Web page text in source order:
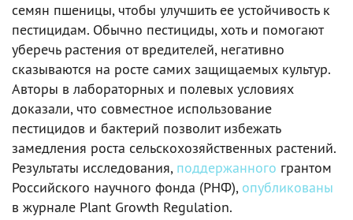
семян пшеницы, чтобы улучшить ее устойчивость к
пестицидам. Обычно пестициды, хоть и помогают
уберечь растения от вредителей, негативно
сказываются на росте самих защищаемых культур.
Авторы в лабораторных и полевых условиях
доказали, что совместное использование
пестицидов и бактерий позволит избежать
замедления роста сельскохозяйственных растений.
Результаты исследования, поддержанного грантом
Российского научного фонда (РНФ), опубликованы
в журнале Plant Growth Regulation.